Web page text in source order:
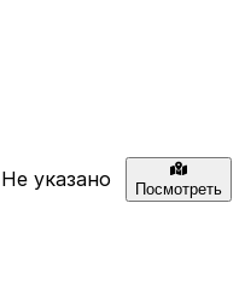
Не указано Посмотреть